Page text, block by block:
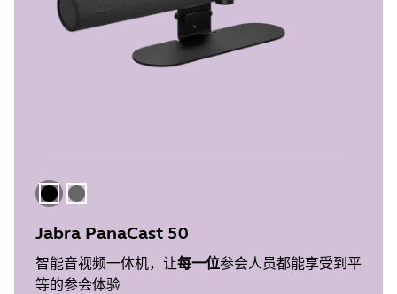
黑色深灰色
Jabra PanaCast 50
智能音视频一体机，让每一位参会人员都能享受到平
等的参会体验